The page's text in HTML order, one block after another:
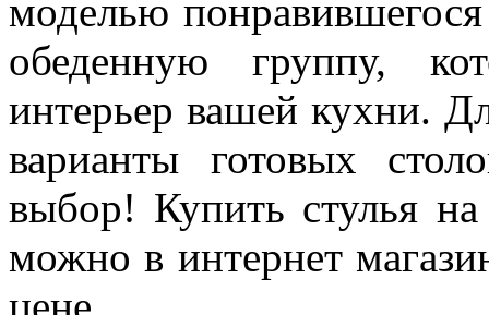
моделью
обеденную группу,
интерьер вашей кухни.
варианты готовых
выбор! Купить стулья на
можно в интернет
цене.